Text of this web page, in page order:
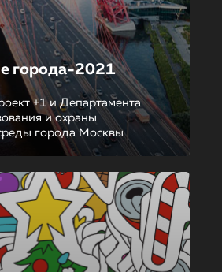
города-2021
+1 и Департамента
и охраны
города Москвы